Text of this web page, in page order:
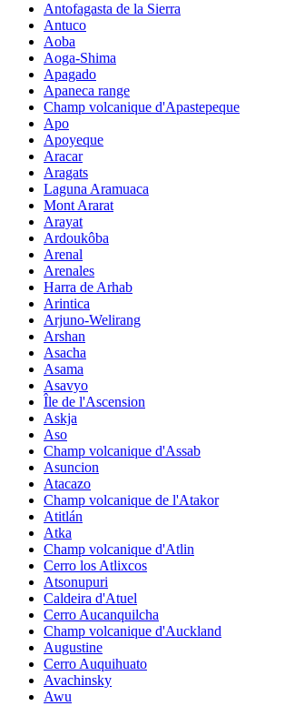
Antofagasta de la Sierra
Antuco
Aoba
Aoga-Shima
Apagado
Apaneca range
Champ volcanique d'Apastepeque
Apo
Apoyeque
Aracar
Aragats
Laguna Aramuaca
Mont Ararat
Arayat
Ardoukôba
Arenal
Arenales
Harra de Arhab
Arintica
Arjuno-Welirang
Arshan
Asacha
Asama
Asavyo
Île de l'Ascension
Askja
Aso
Champ volcanique d'Assab
Asuncion
Atacazo
Champ volcanique de l'Atakor
Atitlán
Atka
Champ volcanique d'Atlin
Cerro los Atlixcos
Atsonupuri
Caldeira d'Atuel
Cerro Aucanquilcha
Champ volcanique d'Auckland
Augustine
Cerro Auquihuato
Avachinsky
Awu